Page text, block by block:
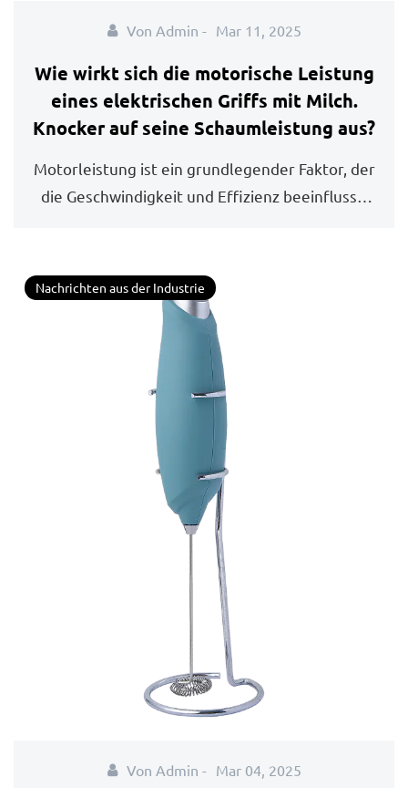
Von Admin - Mar 11, 2025
Wie wirkt sich die motorische Leistung
eines elektrischen Griffs mit Milch.
Knocker auf seine Schaumleistung aus?
Motorleistung ist ein grundlegender Faktor, der
die Geschwindigkeit und Effizienz beeinflusst,
Nachrichten aus der Industrie
Von Admin - Mar 04, 2025